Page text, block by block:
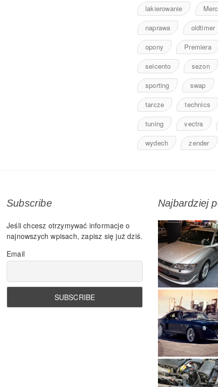
lakierowanie
naprawa
oldtimer
opony
Premiera
seicento
sezon
sporting
swap
tarcze
technics
tuning
vectra
wydech
zender
Subscribe
Jeśli chcesz otrzymywać informacje o
najnowszych wpisach, zapisz się już dziś.
Email
Najbardziej